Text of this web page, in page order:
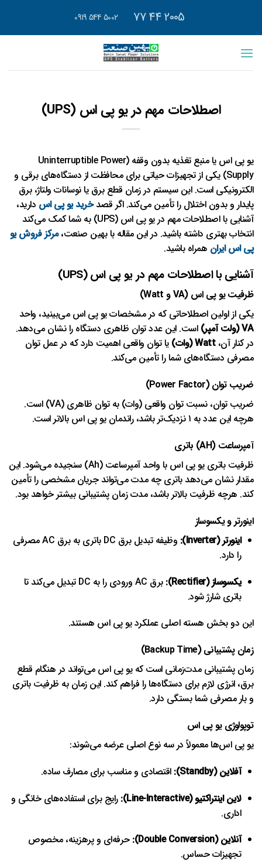
محتوا
5002 544 0919
اصطلاحات مهم در یو پی اس (UPS)
یو پی اس یا منبع تغذیه بدون وقفه (Uninterruptible Power
Supply) یکی از تجهیزات حیاتی برای محافظت از دستگاه‌های برقی و
الکترونیکی است. این سیستم در زمان قطع برق یا نوسانات ولتاژ، برق
پایدار و بدون اختلال را تأمین می‌کند. اگر قصدخرید یو پی اس دارید،
آشنایی با اصطلاحات مهم در یو پی اس (UPS) به شما کمک می‌کند
انتخاب بهتری داشته باشید. در این مقاله با بهین صنعت،مرکز فروش یو
پی اس ایران همراه باشید.
آشنایی با اصطلاحات مهم در یو پی اس (UPS)
ظرفیت یو پی اس (VA و Watt)
یکی از اولین اصطلاحاتی که در مشخصات یو پی اس می‌بینید، واحد
VA (ولت آمپر)
است. این عدد توان ظاهری دستگاه را نشان می‌دهد.
در کنار آن،Watt (وات)
یا توان واقعی اهمیت دارد که در عمل توان
مصرفی دستگاه‌های شما را تأمین می‌کند.
ضریب توان (Power Factor)
ضریب توان، نسبت توان واقعی (وات) به توان ظاهری (VA) است.
هرچه این عدد به ۱ نزدیک‌تر باشد، راندمان یو پی اس بالاتر است.
آمپرساعت (AH) باتری
ظرفیت باتری یو پی اس با واحد آمپرساعت (Ah) سنجیده می‌شود. این
مقدار نشان می‌دهد باتری چه مدت می‌تواند جریان مشخصی را تأمین
کند. هرچه ظرفیت بالاتر باشد، مدت زمان پشتیبانی بیشتر خواهد بود.
اینورتر و یکسوساز
اینورتر (Inverter):
وظیفه تبدیل برق DC باتری به برق AC مصرفی
را دارد.
یکسوساز (Rectifier):
برق AC ورودی را به DC تبدیل می‌کند تا
باتری شارژ شود.
این دو بخش هسته اصلی عملکرد یو پی اس هستند.
زمان پشتیبانی (Backup Time)
زمان پشتیبانی مدت‌زمانی است که یو پی اس می‌تواند در هنگام قطع
برق، انرژی لازم برای دستگاه‌ها را فراهم کند. این زمان به ظرفیت باتری
و بار مصرفی شما بستگی دارد.
توپولوژی یو پی اس
یو پی اس‌ها معمولاً در سه نوع اصلی عرضه می‌شوند:
آفلاین (Standby):
اقتصادی و مناسب برای مصارف ساده.
لاین اینتراکتیو (Line-Interactive):
رایج برای استفاده‌های خانگی و
اداری.
آنلاین (Double Conversion):
حرفه‌ای و پرهزینه، مخصوص
تجهیزات حساس.